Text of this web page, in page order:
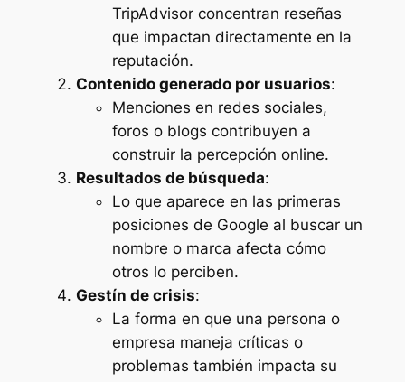
TripAdvisor concentran reseñas
que impactan directamente en la
reputación.
Contenido generado por usuarios:
Menciones en redes sociales,
foros o blogs contribuyen a
construir la percepción online.
Resultados de búsqueda:
Lo que aparece en las primeras
posiciones de Google al buscar un
nombre o marca afecta cómo
otros lo perciben.
Gestín de crisis:
La forma en que una persona o
empresa maneja críticas o
problemas también impacta su